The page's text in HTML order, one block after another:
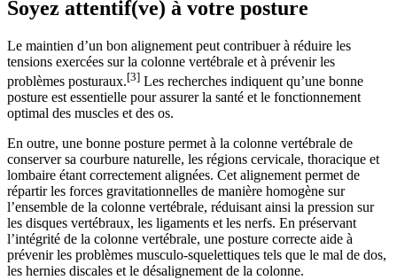
Soyez attentif(ve) à votre posture
Le maintien d’un bon alignement peut contribuer à réduire les
tensions exercées sur la colonne vertébrale et à prévenir les
problèmes posturaux.[3] Les recherches indiquent qu’une bonne
posture est essentielle pour assurer la santé et le fonctionnement
optimal des muscles et des os.
En outre, une bonne posture permet à la colonne vertébrale de
conserver sa courbure naturelle, les régions cervicale, thoracique et
lombaire étant correctement alignées. Cet alignement permet de
répartir les forces gravitationnelles de manière homogène sur
l’ensemble de la colonne vertébrale, réduisant ainsi la pression sur
les disques vertébraux, les ligaments et les nerfs. En préservant
l’intégrité de la colonne vertébrale, une posture correcte aide à
prévenir les problèmes musculo-squelettiques tels que le mal de dos,
les hernies discales et le désalignement de la colonne.